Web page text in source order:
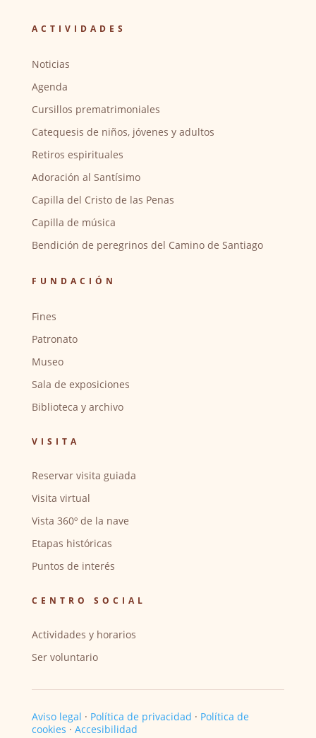
ACTIVIDADES
Noticias
Agenda
Cursillos prematrimoniales
Catequesis de niños, jóvenes y adultos
Retiros espirituales
Adoración al Santísimo
Capilla del Cristo de las Penas
Capilla de música
Bendición de peregrinos del Camino de Santiago
FUNDACIÓN
Fines
Patronato
Museo
Sala de exposiciones
Biblioteca y archivo
VISITA
Reservar visita guiada
Visita virtual
Vista 360º de la nave
Etapas históricas
Puntos de interés
CENTRO SOCIAL
Actividades y horarios
Ser voluntario
Aviso legal · Política de privacidad · Política de
cookies · Accesibilidad